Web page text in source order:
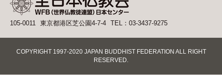
105-0011 東京都港区芝公園4-7-4 TEL：03-3437-9275
COPYRIGHT 1997-2020 JAPAN BUDDHIST FEDERATION ALL RIGHT
RESERVED.